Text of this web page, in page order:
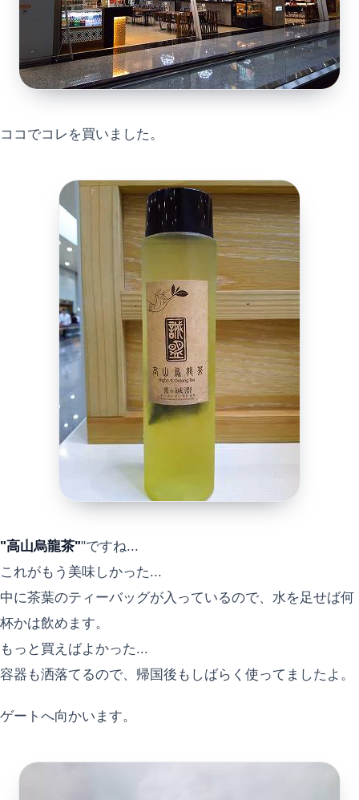
ココでコレを買いました。
"高山烏龍茶""ですね...
これがもう美味しかった...
中に茶葉のティーバッグが入っているので、水を足せば何
杯かは飲めます。
もっと買えばよかった...
容器も洒落てるので、帰国後もしばらく使ってましたよ。
ゲートへ向かいます。